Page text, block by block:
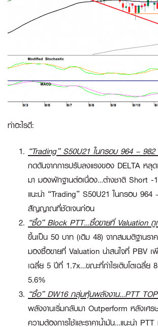
ทำอะไรดี:
“Trading” S50U21 ในกรอบ 964 –
กดดันจากการปรับลงแรงของ DELTA หลุ
มา มองพักฐานต่อเนื่อง…ต่างชาติ Short
แนะนำ “Trading” S50U21 ในกรอบ 964
สัญญาณที่ชัดเจนก่อน
“ซื้อ”Block PTT…ซื้อขายที่ Valuation ถู
ขึ้นเป็น 50 บาท (เดิม 48) จากสมมติฐานร
มองซื้อขายที่ Valuation น่าสนใจที่ PBV
เฉลี่ย 5 ปีที่ 1.7x…ขณะที่กำไรเติบโตเฉลี่ย
5.6%
“ซื้อ”DW16 กลุ่มหุ้นพลังงาน…PTT
พลังงานเริ่มกลับมา Outperform หลังเศ
ความต้องการใช้และราคาน้ำมัน…แนะนำ PTT